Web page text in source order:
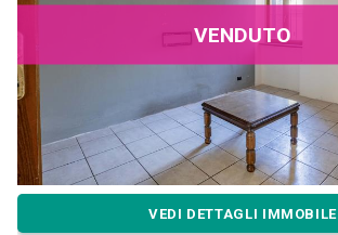
VENDUTO
VEDI DETTAGLI IMMOBILE